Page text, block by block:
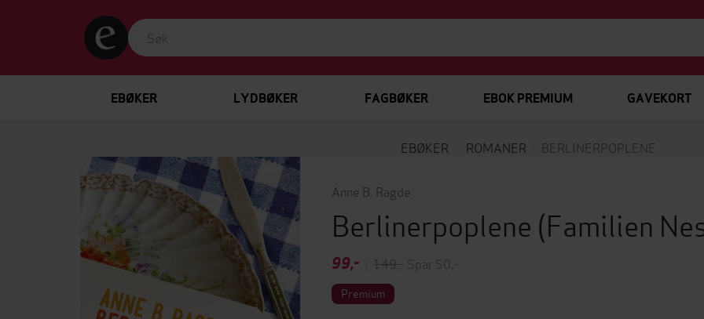
EBØKER LYDBØKER FAGBØKER EBOK PREMIUM GAVEKORT
EBØKER ROMANER BERLINERPOPLENE
Anne B. Ragde
Berlinerpoplene (Familien
99,- 149,- Spar 50,-
Premium